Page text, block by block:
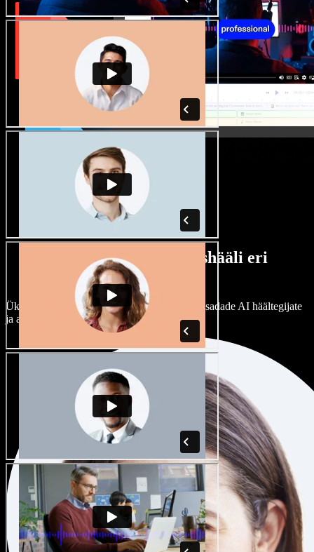
Lai valik mees- ja naishääli eri
aktsentidega
Ükski projekt ei pea kõlama ühtemoodi. Vali sadade AI häältegijate
ja aktsentide hulgast ning kohanda neid.